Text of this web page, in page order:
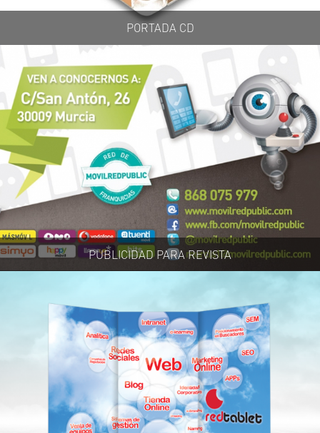
PORTADA CD
PUBLICIDAD PARA REVISTA